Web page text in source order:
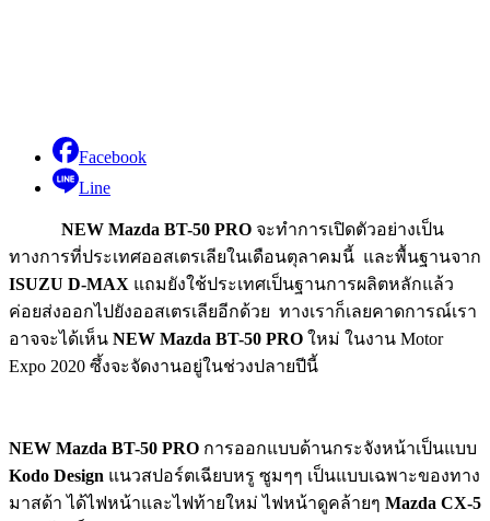
Facebook
Line
NEW Mazda BT-50 PRO จะทำการเปิดตัวอย่างเป็น
ทางการที่ประเทศออสเตรเลียในเดือนตุลาคมนี้ และพื้นฐานจาก
ISUZU D-MAX แถมยังใช้ประเทศเป็นฐานการผลิตหลักแล้ว
ค่อยส่งออกไปยังออสเตรเลียอีกด้วย ทางเราก็เลยคาดการณ์เรา
อาจจะได้เห็น NEW Mazda BT-50 PRO ใหม่ ในงาน Motor
Expo 2020 ซึ้งจะจัดงานอยู่ในช่วงปลายปีนี้
NEW Mazda BT-50 PRO การออกแบบด้านกระจังหน้าเป็นแบบ
Kodo Design แนวสปอร์ตเฉียบหรู ซูมๆๆ เป็นแบบเฉพาะของทาง
มาสด้า ได้ไฟหน้าและไฟท้ายใหม่ ไฟหน้าดูคล้ายๆ Mazda CX-5